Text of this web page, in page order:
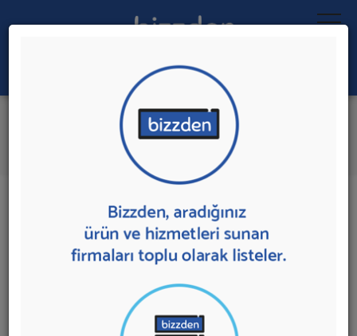
Ara:
Toplu SMS Gönderimi
İlk 1 Firmaya Mesaj Gönder
1 sonuç bulundu.